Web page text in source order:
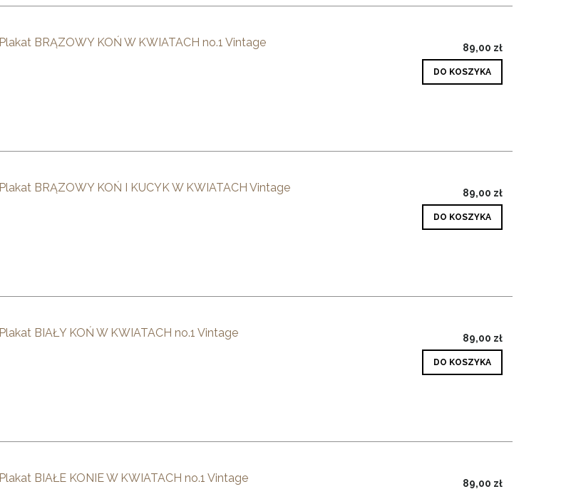
Plakat BRĄZOWY KOŃ W KWIATACH no.1 Vintage 89,00 zł
DO KOSZYKA
Plakat BRĄZOWY KOŃ I KUCYK W KWIATACH Vintage 89,00 zł
DO KOSZYKA
Plakat BIAŁY KOŃ W KWIATACH no.1 Vintage 89,00 zł
DO KOSZYKA
Plakat BIAŁE KONIE W KWIATACH no.1 Vintage 89,00 zł